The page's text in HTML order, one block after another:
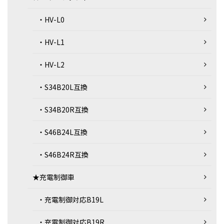
・HV-L0
・HV-L1
・HV-L2
・S34B20L互換
・S34B20R互換
・S46B24L互換
・S46B24R互換
★充電制御車
・充電制御対応B19L
・充電制御対応B19R